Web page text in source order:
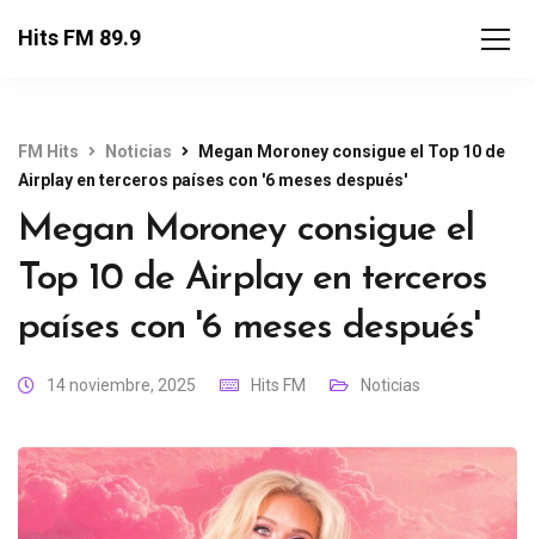
Hits FM 89.9
FM Hits Noticias
Megan Moroney consigue el Top 10 de
Airplay en terceros países con '6 meses después'
Megan Moroney consigue el
Top 10 de Airplay en terceros
países con '6 meses después'
14 noviembre, 2025 Hits FM Noticias